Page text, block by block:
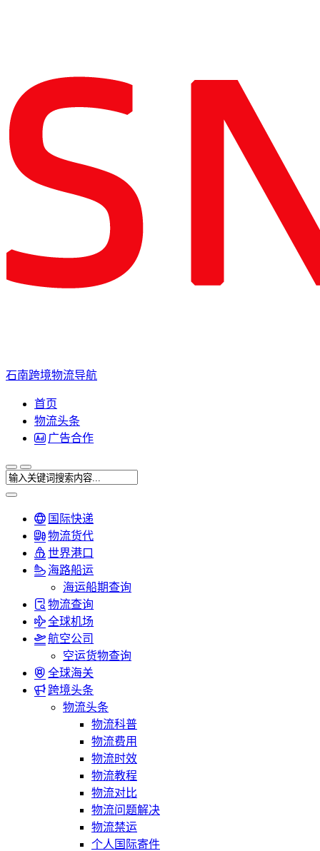
石南跨境物流导航
首页
物流头条
广告合作
国际快递
物流货代
世界港口
海路船运
海运船期查询
物流查询
全球机场
航空公司
空运货物查询
全球海关
跨境头条
物流头条
物流科普
物流费用
物流时效
物流教程
物流对比
物流问题解决
物流禁运
个人国际寄件